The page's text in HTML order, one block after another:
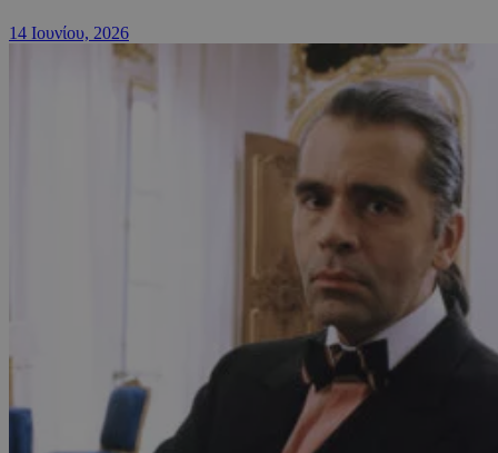
14 Ιουνίου, 2026